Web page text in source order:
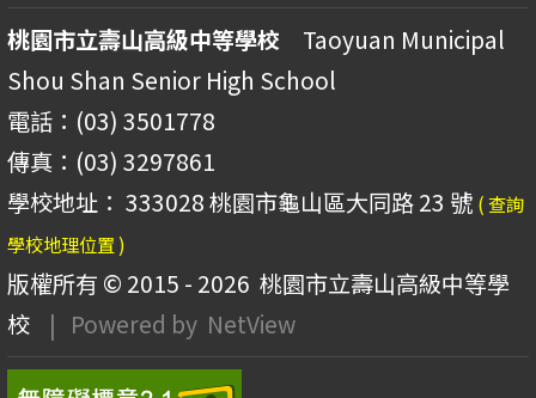
桃園市立壽山高級中等學校 Taoyuan Municipal
Shou Shan Senior High School
電話：(03) 3501778
傳真：(03) 3297861
學校地址： 333028 桃園市龜山區大同路 23 號 ( 查詢
學校地理位置 )
版權所有 © 2015 - 2026 桃園市立壽山高級中等學
校
| Powered by NetView